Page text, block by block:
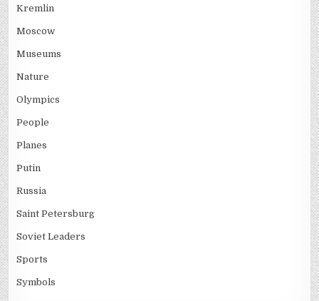
Kremlin
Moscow
Museums
Nature
Olympics
People
Planes
Putin
Russia
Saint Petersburg
Soviet Leaders
Sports
Symbols